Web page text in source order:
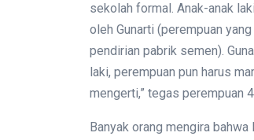
sekolah formal. Anak-anak
oleh Gunarti (perempuan
pendirian pabrik semen).
laki, perempuan pun harus
mengerti,” tegas perempuan
Banyak orang mengira